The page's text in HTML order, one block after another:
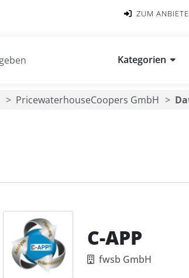
ZUM
Kategorien
PricewaterhouseCoopers GmbH
C-APP
fwsb GmbH